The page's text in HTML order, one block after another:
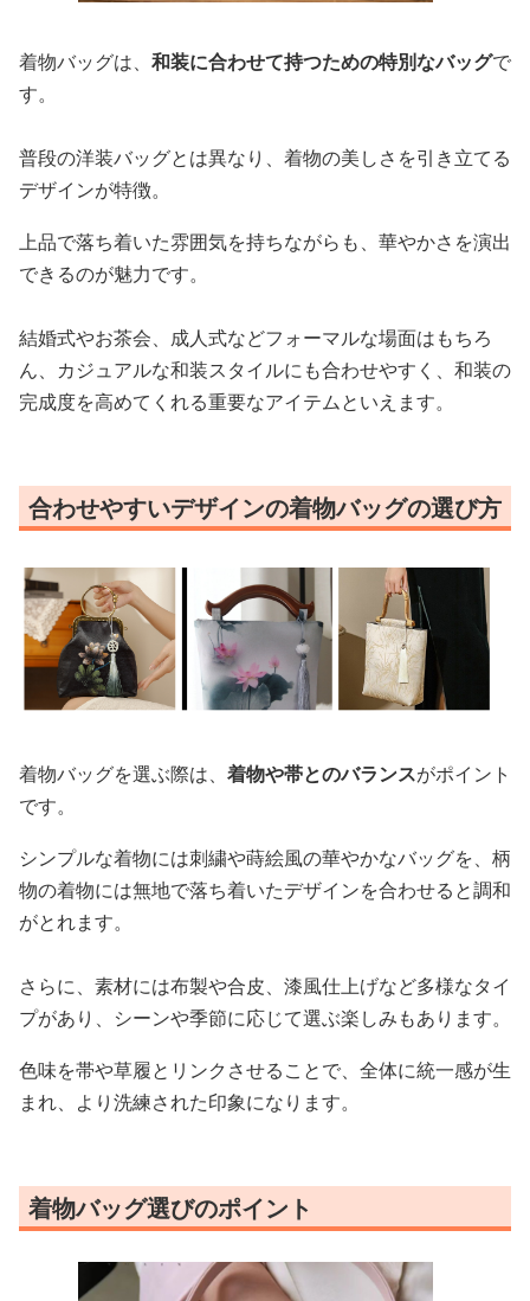
着物バッグは、 和装に合わせて持つための特別なバッグで
す。
普段の洋装バッグとは異なり、着物の美しさを引き立てる
デザインが特徴。
上品で落ち着いた雰囲気を持ちながらも、華やかさを演出
できるのが魅力です。
結婚式やお茶会、成人式などフォーマルな場面はもちろ
ん、カジュアルな和装スタイルにも合わせやすく、和装の
完成度を高めてくれる重要なアイテムといえます。
合わせやすいデザインの着物バッグの選び方
着物バッグを選ぶ際は、 着物や帯とのバランスがポイント
です。
シンプルな着物には刺繍や蒔絵風の華やかなバッグを、柄
物の着物には無地で落ち着いたデザインを合わせると調和
がとれます。
さらに、素材には布製や合皮、漆風仕上げなど多様なタイ
プがあり、シーンや季節に応じて選ぶ楽しみもあります。
色味を帯や草履とリンクさせることで、全体に統一感が生
まれ、より洗練された印象になります。
着物バッグ選びのポイント